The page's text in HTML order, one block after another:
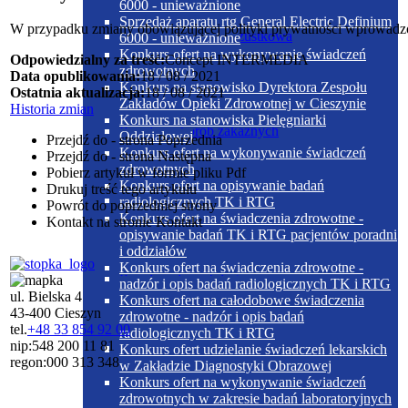
Poradnia chorób zakaźnych
Poradnia dermatologiczna
Dieta cukrzycowo-trzustkowa
Dieta papkowata
Dieta płynna
6000 - unieważnione
Sprzedaż aparatu rtg General Electric Definium
6000 - unieważnione
Konkurs ofert na wykonywanie świadczeń
zdrowotnych
Konkurs na stanowisko Dyrektora Zespołu
Zakładów Opieki Zdrowotnej w Cieszynie
Konkurs na stanowiska Pielęgniarki
Oddziałowej
Konkurs ofert na wykonywanie świadczeń
zdrowotnych
Konkurs ofert na opisywanie badań
radiologicznych TK i RTG
Konkurs ofert na świadczenia zdrowotne -
opisywanie badań TK i RTG pacjentów poradni
i oddziałów
Konkurs ofert na świadczenia zdrowotne -
nadzór i opis badań radiologicznych TK i RTG
Konkurs ofert na całodobowe świadczenia
zdrowotne - nadzór i opis badań
radiologicznych TK i RTG
Konkurs ofert udzielanie świadczeń lekarskich
w Zakładzie Diagnostyki Obrazowej
Konkurs ofert na wykonywanie świadczeń
zdrowotnych w zakresie badań laboratoryjnych
W przypadku zmiany obowiązującej polityki prywatności
Odpowiedzialny za treść:Concept INTERMEDIA
Data opublikowania:18 / 08 / 2021
Ostatnia aktualizacja:18 / 08 / 2021
Historia zmian
Przejdź do - stronaPoprzednia
Przejdź do - stronaNastępna
Pobierz artykuł w formie pliku Pdf
Drukuj treść tego artykułu
Powrót do poprzedniej strony
Kontakt na stronie Kontakt
ul. Bielska 4
43-400 Cieszyn
tel.+48 33 854 92 00
nip:548 200 11 81
regon:000 313 348